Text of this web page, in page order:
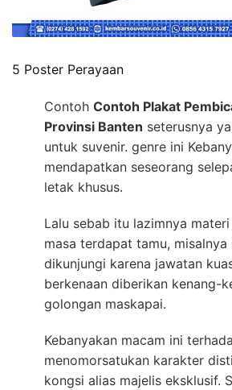
5 Poster Perayaan
Contoh Contoh Plakat
Provinsi Banten seterusnya
untuk suvenir. genre ini
mendapatkan seseorang
letak khusus.
Lalu sebab itu lazimnya
masa terdapat tamu,
dikunjungi karena jawatan
berkenaan diberikan kenang-
golongan maskapai.
Kebanyakan macam ini
menomorsatukan karakter
kongsi alias majelis eksklusif.